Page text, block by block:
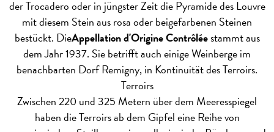
der Trocadero oder in jüngster Zeit die Pyramide des Louvre
mit diesem Stein aus rosa oder beigefarbenen Steinen
bestückt. DieAppellation d'Origine Contrôléestammt aus
dem Jahr 1937. Sie betrifft auch einige Weinberge im
benachbarten Dorf Remigny, in Kontinuität des Terroirs.
Terroirs
Zwischen 220 und 325 Metern über dem Meeresspiegel
haben die Terroirs ab dem Gipfel eine Reihe von